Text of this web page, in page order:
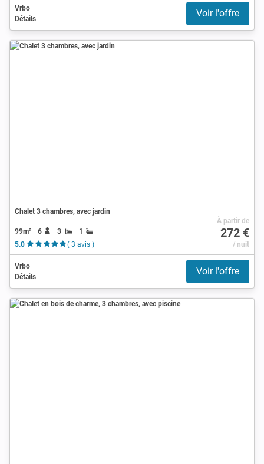
Vrbo
Détails
Voir l'offre
Chalet 3 chambres, avec jardin
99m² 6 3
1
5.0
( 3 avis )
À partir de
272 €
/ nuit
Vrbo
Détails
Voir l'offre